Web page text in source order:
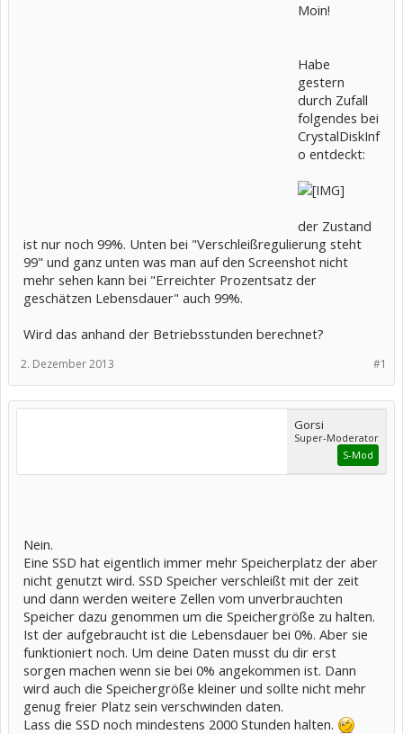
Moin!
Habe
gestern
durch Zufall
folgendes bei
CrystalDiskInf
o entdeckt:
der Zustand
ist nur noch 99%. Unten bei "Verschleißregulierung steht
99" und ganz unten was man auf den Screenshot nicht
mehr sehen kann bei "Erreichter Prozentsatz der
geschätzen Lebensdauer" auch 99%.
Wird das anhand der Betriebsstunden berechnet?
#1
2. Dezember 2013
Gorsi
Super-Moderator
S-Mod
Nein.
Eine SSD hat eigentlich immer mehr Speicherplatz der aber
nicht genutzt wird. SSD Speicher verschleißt mit der zeit
und dann werden weitere Zellen vom unverbrauchten
Speicher dazu genommen um die Speichergröße zu halten.
Ist der aufgebraucht ist die Lebensdauer bei 0%. Aber sie
funktioniert noch. Um deine Daten musst du dir erst
sorgen machen wenn sie bei 0% angekommen ist. Dann
wird auch die Speichergröße kleiner und sollte nicht mehr
genug freier Platz sein verschwinden daten.
Lass die SSD noch mindestens 2000 Stunden halten.